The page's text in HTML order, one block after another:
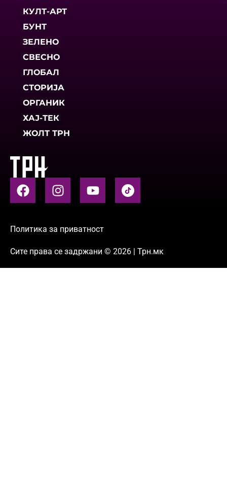
КУЛТ-АРТ
БУНТ
ЗЕЛЕНО
СВЕСНО
ГЛОБАЛ
СТОРИЈА
ОРГАНИК
ХАЈ-ТЕК
ЖОЛТ ТРН
Политика за приватност
Сите права се задржани © 2026 | Трн.мк